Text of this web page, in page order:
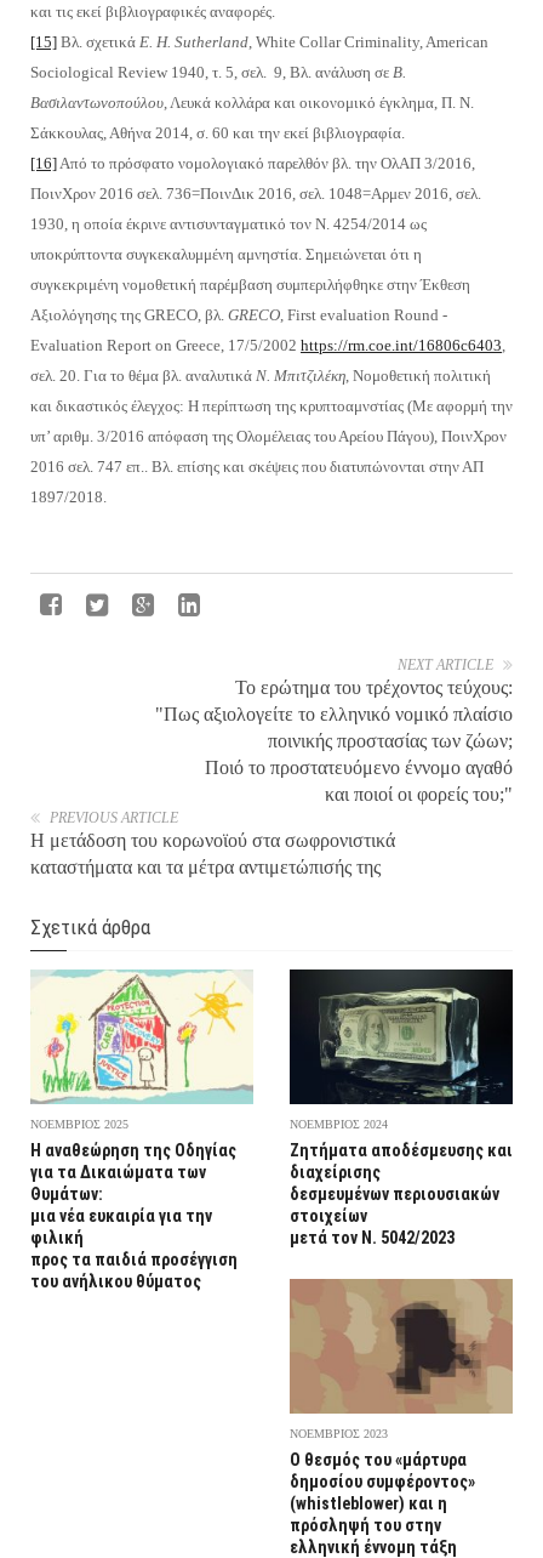
και τις εκεί βιβλιογραφικές αναφορές.
[15] Βλ. σχετικά E. H. Sutherland , White Collar Criminality, American
Sociological Review 1940, τ. 5, σελ. 9, Βλ. ανάλυση σε Β.
Βασιλαντωνοπούλου , Λευκά κολλάρα και οικονομικό έγκλημα, Π. Ν.
Σάκκουλας, Αθήνα 2014, σ. 60 και την εκεί βιβλιογραφία.
[16] Από το πρόσφατο νομολογιακό παρελθόν βλ. την ΟλΑΠ 3/2016,
ΠοινΧρον 2016 σελ. 736=ΠοινΔικ 2016, σελ. 1048=Αρμεν 2016, σελ.
1930, η οποία έκρινε αντισυνταγματικό τον Ν. 4254/2014 ως
υποκρύπτοντα συγκεκαλυμμένη αμνηστία. Σημειώνεται ότι η
συγκεκριμένη νομοθετική παρέμβαση συμπεριλήφθηκε στην Έκθεση
Αξιολόγησης της GRECO, βλ. GRECO , First evaluation Round -
Evaluation Report on Greece, 17/5/2002 https://rm.coe.int/16806c6403
σελ. 20. Για το θέμα βλ. αναλυτικά Ν. Μπιτζιλέκη , Νομοθετική πολιτική
και δικαστικός έλεγχος: Η περίπτωση της κρυπτοαμνστίας (Με αφορμή την
υπ’ αριθμ. 3/2016 απόφαση της Ολομέλειας του Αρείου Πάγου), ΠοινΧρον
2016 σελ. 747 επ.. Βλ. επίσης και σκέψεις που διατυπώνονται στην ΑΠ
1897/2018.
NEXT ARTICLE
Το ερώτημα του τρέχοντος τεύχους:
"Πως αξιολογείτε το ελληνικό νομικό πλαίσιο
ποινικής προστασίας των ζώων;
Ποιό το προστατευόμενο έννομο αγαθό
και ποιοί οι φορείς του;"
PREVIOUS ARTICLE
Η μετάδοση του κορωνοϊού στα σωφρονιστικά
καταστήματα και τα μέτρα αντιμετώπισής της
Σχετικά άρθρα
ΝΟΕΜΒΡΙΟΣ 2025
Η αναθεώρηση της Οδηγίας
για τα Δικαιώματα των
Θυμάτων:
μια νέα ευκαιρία για την
φιλική
προς τα παιδιά προσέγγιση
του ανήλικου θύματος
ΝΟΕΜΒΡΙΟΣ 2024
Ζητήματα αποδέσμευσης και
διαχείρισης
δεσμευμένων περιουσιακών
στοιχείων
μετά τον Ν. 5042/2023
ΝΟΕΜΒΡΙΟΣ 2023
Ο θεσμός του «μάρτυρα
δημοσίου συμφέροντος»
(whistleblower) και η
πρόσληψή του στην
ελληνική έννομη τάξη